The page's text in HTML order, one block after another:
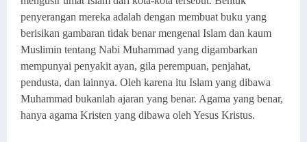
penyerangan mereka adalah dengan membuat buku yang
berisikan gambaran tidak benar mengenai Islam dan kaum
Muslimin tentang Nabi Muhammad yang digambarkan
mempunyai penyakit ayan, gila perempuan, penjahat,
pendusta, dan lainnya. Oleh karena itu Islam yang dibawa
Muhammad bukanlah ajaran yang benar. Agama yang benar,
hanya agama Kristen yang dibawa oleh Yesus Kristus.